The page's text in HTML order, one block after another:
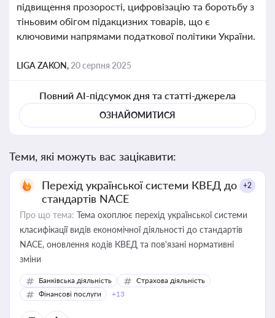
підвищення прозорості, цифровізацію та боротьбу з
тіньовим обігом підакцизних товарів, що є
ключовими напрямами податкової політики України.
LIGA ZAKON, 20 серпня 2025
Повний AI-підсумок дня та статті-джерела
ОЗНАЙОМИТИСЯ
Теми, які можуть вас зацікавити:
Перехід української системи КВЕД до
стандартів NACE
+2
Про що тема: Тема охоплює перехід української системи
класифікації видів економічної діяльності до стандартів
NACE, оновлення кодів КВЕД та пов'язані нормативні
зміни
Банківська діяльність
Страхова діяльність
Фінансові послуги
+13